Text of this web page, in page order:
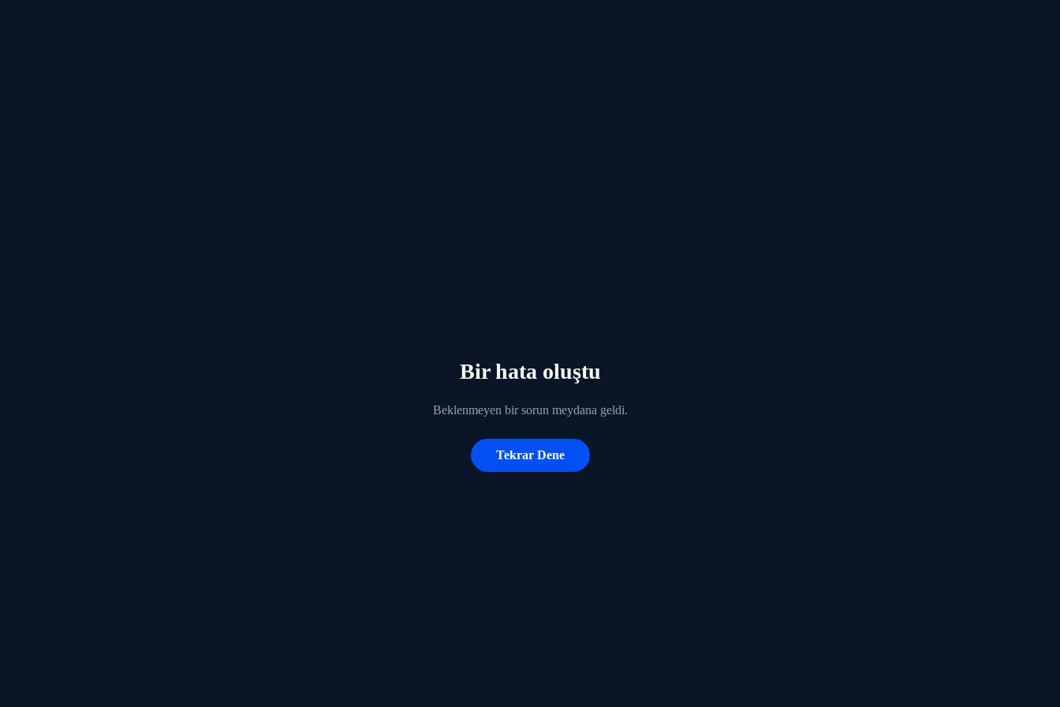
Bir hata oluştu
Beklenmeyen bir sorun meydana geldi.
Tekrar Dene